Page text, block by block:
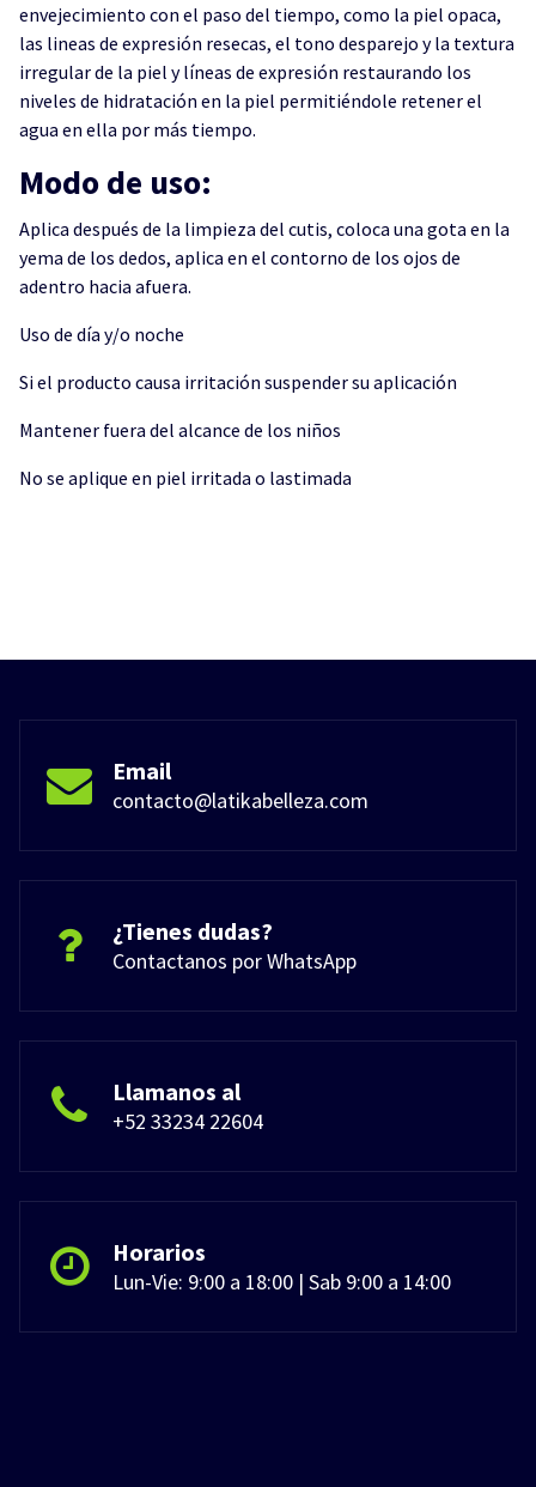
envejecimiento con el paso del tiempo, como la piel opaca,
las lineas de expresión resecas, el tono desparejo y la textura
irregular de la piel y líneas de expresión restaurando los
niveles de hidratación en la piel permitiéndole retener el
agua en ella por más tiempo.
Modo de uso:
Aplica después de la limpieza del cutis, coloca una gota en la
yema de los dedos, aplica en el contorno de los ojos de
adentro hacia afuera.
Uso de día y/o noche
Si el producto causa irritación suspender su aplicación
Mantener fuera del alcance de los niños
No se aplique en piel irritada o lastimada
Email
contacto@latikabelleza.com
¿Tienes dudas?
Contactanos por WhatsApp
Llamanos al
+52 33234 22604
Horarios
Lun-Vie: 9:00 a 18:00 | Sab 9:00 a 14:00